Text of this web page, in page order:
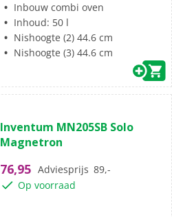
Inbouw combi oven
Inhoud: 50 l
Nishoogte (2) 44.6 cm
Nishoogte (3) 44.6 cm
van
de
sterren.
2
Inventum MN205SB Solo
Magnetron
76,95 Adviesprijs 89,-
Op voorraad